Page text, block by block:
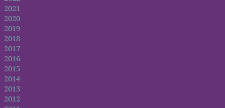
2021
2020
2019
2018
2017
2016
2015
2014
2013
2012